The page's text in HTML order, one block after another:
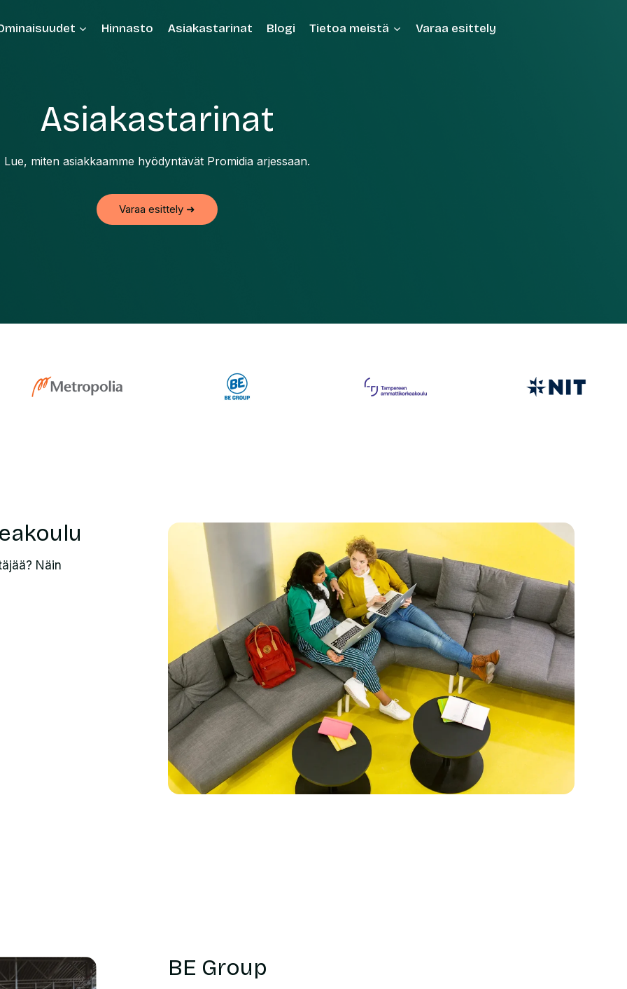
Hinnasto Asiakastarinat Blogi Tietoa meistä Varaa esittely
Asiakastarinat
Lue, miten asiakkaamme hyödyntävät Promidia arjessaan.
Varaa esittely ➜
Näin
BE Group